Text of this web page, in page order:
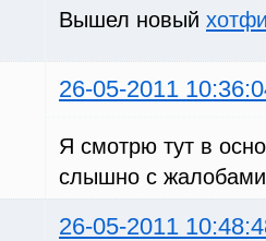
Вышел новый
26-05-2011
Я смотрю тут в
слышно с
26-05-2011